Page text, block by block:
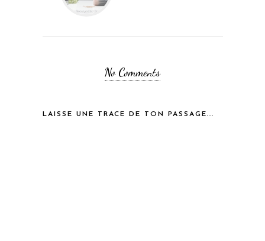
No Comments
LAISSE UNE TRACE DE TON PASSAGE...